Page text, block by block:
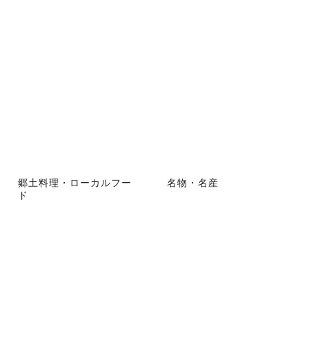
郷土料理・ローカルフー
ド
名物・名産